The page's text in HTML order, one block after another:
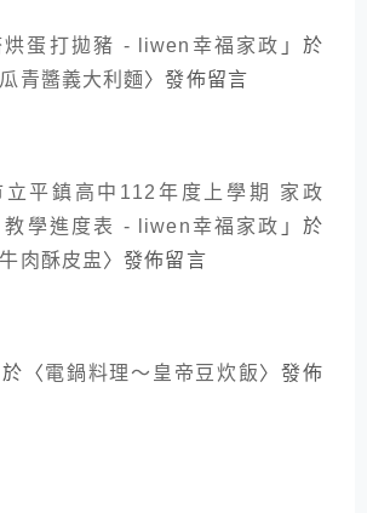
烘蛋打拋豬 - liwen幸福家政 」於
青醬義大利麵〉發佈留言
立平鎮高中112年度上學期 家政
學進度表 - liwen幸福家政 」於
肉酥皮盅 〉發佈留言
於〈電鍋料理～皇帝豆炊飯〉發佈